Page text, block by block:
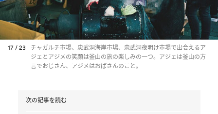
17 / 23
チャガルチ市場、忠武洞海岸市場、忠武洞夜明け市場で出会えるア
ジェとアジメの笑顔は釜山の旅の楽しみの一つ。アジェは釜山の方
言でおじさん、アジメはおばさんのこと。
次の記事を読む